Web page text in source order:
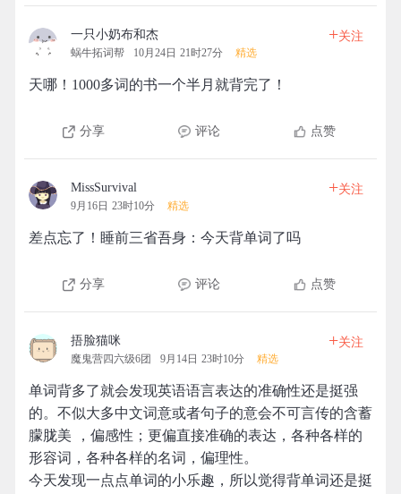
一只小奶布和杰
蜗牛拓词帮 10月24日 21时27分 精选
+关注
天哪！1000多词的书一个半月就背完了！
分享 评论 点赞
MissSurvival
9月16日 23时10分 精选
+关注
差点忘了！睡前三省吾身：今天背单词了吗
分享 评论 点赞
捂脸猫咪
魔鬼营四六级6团 9月14日 23时10分 精选
+关注
单词背多了就会发现英语语言表达的准确性还是挺强
的。不似大多中文词意或者句子的意会不可言传的含蓄
朦胧美 ，偏感性；更偏直接准确的表达，各种各样的
形容词，各种各样的名词，偏理性。
今天发现一点点单词的小乐趣，所以觉得背单词还是挺